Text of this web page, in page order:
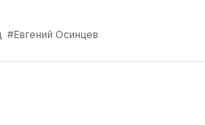
#Евгений Осинцев